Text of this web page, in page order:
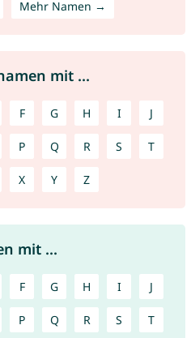
Mehr Namen →
mit ...
F G H I J
P Q R S T
X Y Z
mit ...
F G H I J
P Q R S T